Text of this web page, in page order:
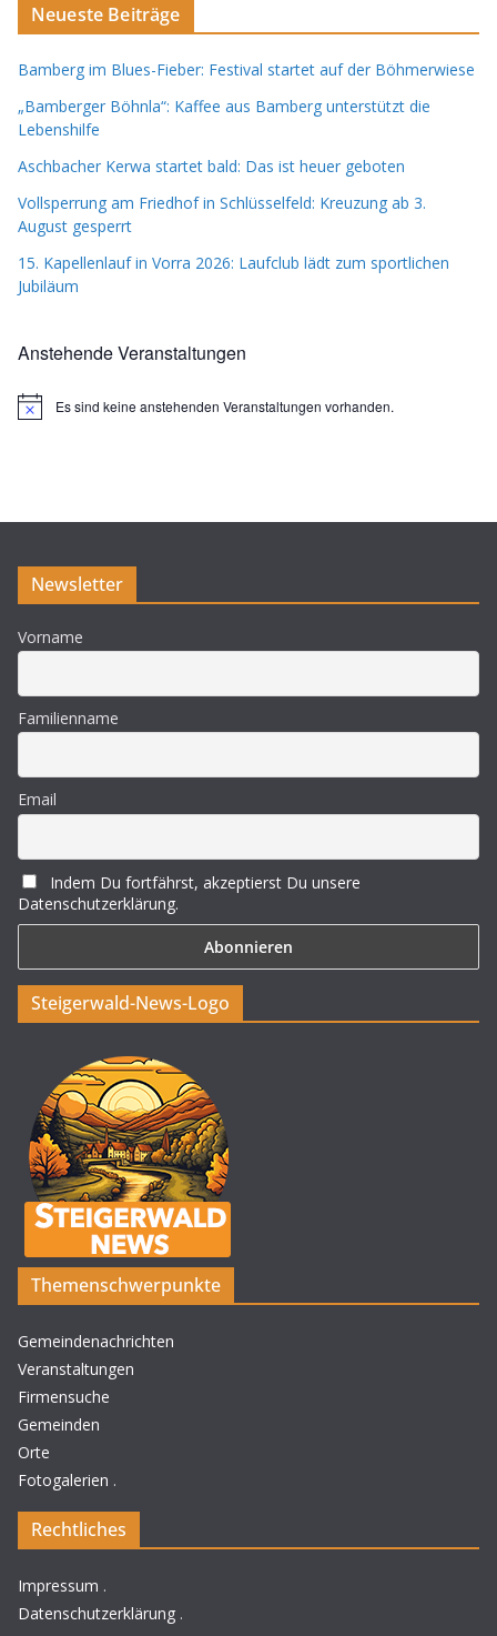
Neueste Beiträge
Bamberg im Blues-Fieber: Festival startet auf der Böhmerwiese
„Bamberger Böhnla“: Kaffee aus Bamberg unterstützt die
Lebenshilfe
Aschbacher Kerwa startet bald: Das ist heuer geboten
Vollsperrung am Friedhof in Schlüsselfeld: Kreuzung ab 3.
August gesperrt
15. Kapellenlauf in Vorra 2026: Laufclub lädt zum sportlichen
Jubiläum
Anstehende Veranstaltungen
H
s
Es sind keine anstehenden Veranstaltungen vorhanden.
Newsletter
Vorname
Familienname
Email
Indem Du fortfährst, akzeptierst Du unsere
Datenschutzerklärung.
Steigerwald-News-Logo
Themenschwerpunkte
Gemeindenachrichten
Veranstaltungen
Firmensuche
Gemeinden
Orte
Fotogalerien .
Rechtliches
Impressum .
Datenschutzerklärung .